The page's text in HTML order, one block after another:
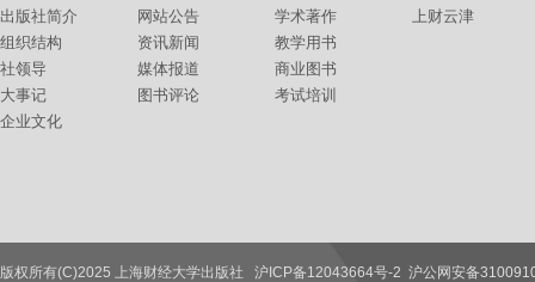
出版社简介
组织结构
社领导
大事记
企业文化
网站公告
资讯新闻
媒体报道
图书评论
学术著作
教学用书
商业图书
考试培训
上财云津
联系我们
版权所有(C)2025 上海财经大学出版社 沪ICP备12043664号-2 沪公网安备